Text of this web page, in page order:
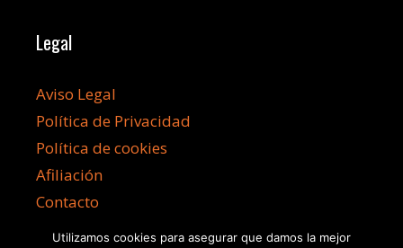
Legal
Aviso Legal
Política de Privacidad
Política de cookies
Afiliación
Contacto
Utilizamos cookies para asegurar que damos la mejor